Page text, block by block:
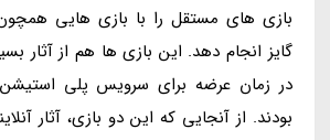
بازی های مستقل را با بازی هایی
گایز انجام دهد. این بازی ها هم از آثار
در زمان عرضه برای سرویس پلی
بودند. از آنجایی که این دو بازی، آثار